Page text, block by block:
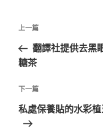
文
導
覽
上
一
篇
章
上一篇
翻譯社提供去黑
糖茶
下
一
篇
下一篇
私處保養貼的水彩